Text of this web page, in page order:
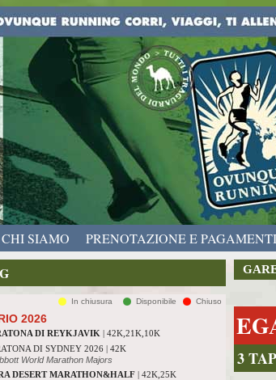
CHI SIAMO PRENOTAZIONE E PAGAMENTI
In chiusura Disponibile Chiuso
2026
DI REYKJAVIK | 42K,21K,10K
DI SYDNEY 2026 | 42K
World Marathon Majors
DESERT MARATHON&HALF | 42K,25K
3